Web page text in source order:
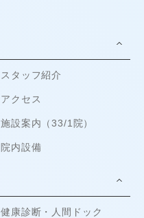
スタッフ紹介
アクセス
施設案内（33/1院）
院内設備
健康診断・人間ドック